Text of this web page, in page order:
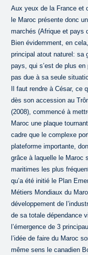
Aux yeux de la France et
le Maroc présente donc
marchés (Afrique et pays
Bien évidemment, en
principal atout naturel: sa
pays, qui s’est de plus
pas due à sa seule
Il faut rendre à César, ce
dès son accession au
(2008), commencé à
Maroc une plaque
cadre que le complexe
plateforme importante,
grâce à laquelle le Maroc
maritimes les plus
qu’a été initié le Plan
Métiers Mondiaux du
développement de
de sa totale dépendance
l’émergence de 3
l’idée de faire du Maroc
même sens le canadien